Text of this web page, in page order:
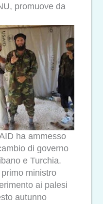
promuove da
ha ammesso
di governo
e Turchia.
ministro
ai palesi
autunno